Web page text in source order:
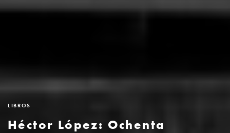
LIBROS
Héctor López: Ochenta